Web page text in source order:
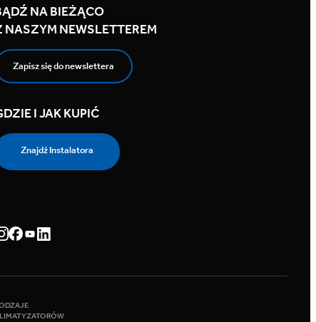
NA BIEŻĄCO
NASZYM NEWSLETTEREM
Zapisz się do newslettera
I JAK KUPIĆ
Znajdź Instalatora